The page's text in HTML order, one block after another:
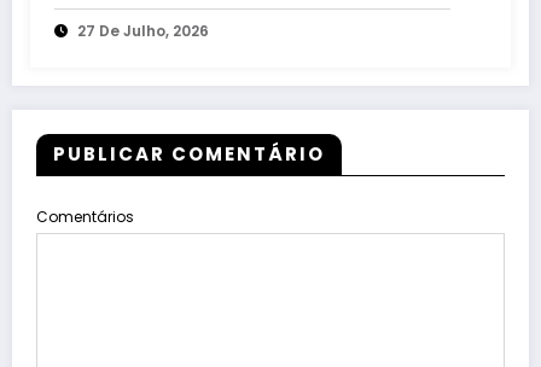
especial da Classic 650 em Brasília
27 De Julho, 2026
PUBLICAR COMENTÁRIO
Comentários